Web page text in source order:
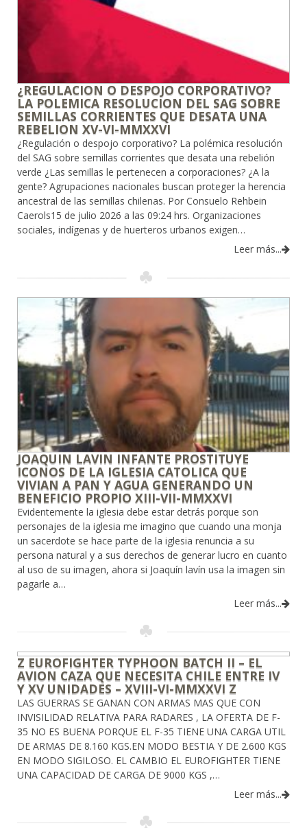
¿REGULACION O DESPOJO CORPORATIVO?
LA POLEMICA RESOLUCION DEL SAG SOBRE
SEMILLAS CORRIENTES QUE DESATA UNA
REBELION XV-VI-MMXXVI
¿Regulación o despojo corporativo? La polémica resolución
del SAG sobre semillas corrientes que desata una rebelión
verde ¿Las semillas le pertenecen a corporaciones? ¿A la
gente? Agrupaciones nacionales buscan proteger la herencia
ancestral de las semillas chilenas. Por Consuelo Rehbein
Caerols15 de julio 2026 a las 09:24 hrs. Organizaciones
sociales, indígenas y de huerteros urbanos exigen…
Leer más...
JOAQUIN LAVIN INFANTE PROSTITUYE
ICONOS DE LA IGLESIA CATOLICA QUE
VIVIAN A PAN Y AGUA GENERANDO UN
BENEFICIO PROPIO XIII-VII-MMXXVI
Evidentemente la iglesia debe estar detrás porque son
personajes de la iglesia me imagino que cuando una monja
un sacerdote se hace parte de la iglesia renuncia a su
persona natural y a sus derechos de generar lucro en cuanto
al uso de su imagen, ahora si Joaquín lavín usa la imagen sin
pagarle a…
Leer más...
Z EUROFIGHTER TYPHOON BATCH II – EL
AVION CAZA QUE NECESITA CHILE ENTRE IV
Y XV UNIDADES – XVIII-VI-MMXXVI Z
LAS GUERRAS SE GANAN CON ARMAS MAS QUE CON
INVISILIDAD RELATIVA PARA RADARES , LA OFERTA DE F-
35 NO ES BUENA PORQUE EL F-35 TIENE UNA CARGA UTIL
DE ARMAS DE 8.160 KGS.EN MODO BESTIA Y DE 2.600 KGS
EN MODO SIGILOSO. EL CAMBIO EL EUROFIGHTER TIENE
UNA CAPACIDAD DE CARGA DE 9000 KGS ,…
Leer más...